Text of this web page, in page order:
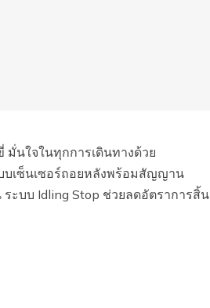
นใจในทุกการเดินทางด้วย
บเซ็นเซอร์ถอยหลังพร้อมสัญญาน
ะบบ Idling Stop ช่วยลดอัตราการสิ้น